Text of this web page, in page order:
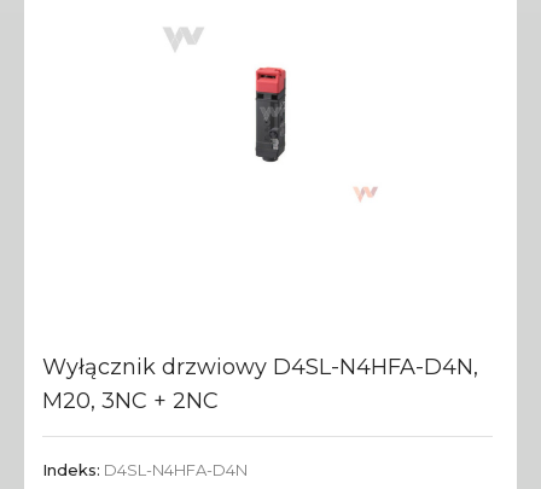
Wyłącznik drzwiowy D4SL-N4HFA-D4N,
M20, 3NC + 2NC
Indeks: D4SL-N4HFA-D4N